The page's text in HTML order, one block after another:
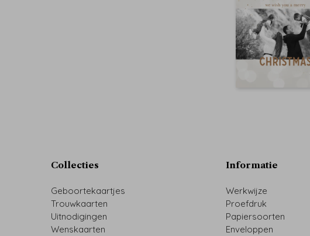
Collecties
Geboortekaartjes
Trouwkaarten
Uitnodigingen
Wenskaarten
Informatie
Werkwijze
Proefdruk
Papiersoorten
Enveloppen